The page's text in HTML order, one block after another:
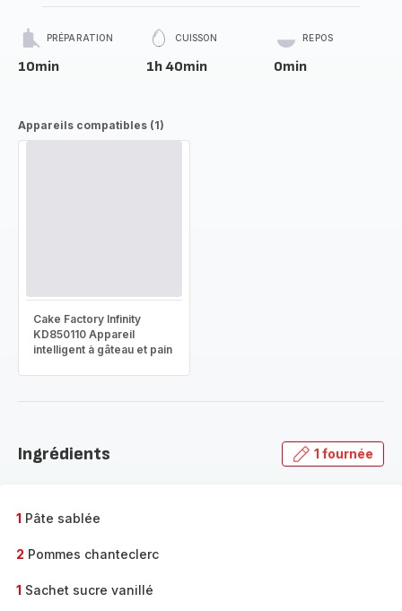
PRÉPARATION
10min
CUISSON
1h 40min
REPOS
0min
Appareils compatibles (1)
Cake Factory Infinity
KD850110 Appareil
intelligent à gâteau et pain
Ingrédients 1 fournée
1 Pâte sablée
2 Pommes chanteclerc
1 Sachet sucre vanillé